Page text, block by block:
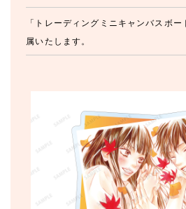
「トレーディングミニキャンバスボ
属いたします。